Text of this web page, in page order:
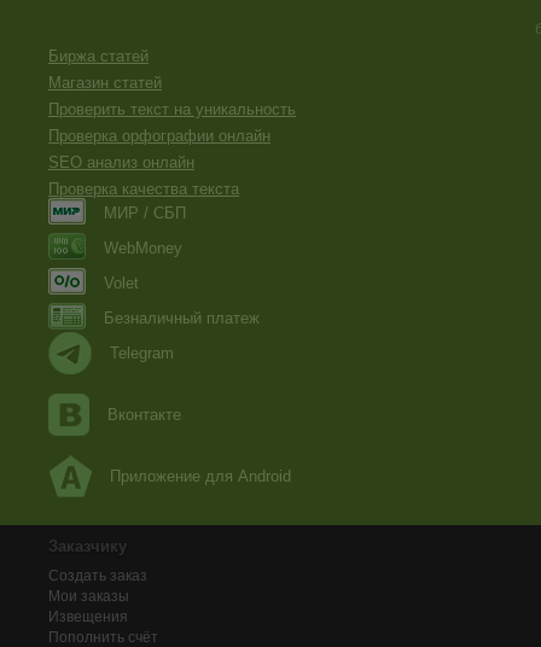
Биржа статей
Магазин статей
Проверить текст на уникальность
Проверка орфографии онлайн
SEO анализ онлайн
Проверка качества текста
МИР / СБП
WebMoney
Volet
Безналичный платеж
Telegram
Вконтакте
Приложение для Android
Заказчику
Создать заказ
Мои заказы
Извещения
Пополнить счёт